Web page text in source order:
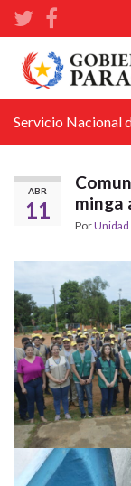
Servicio Nacional
ABR
11
minga
Por